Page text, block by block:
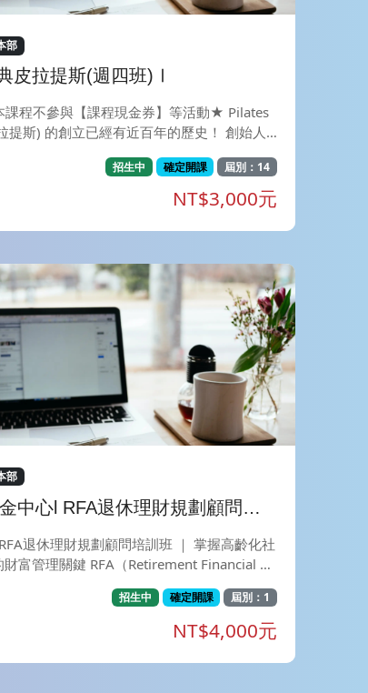
部
皮拉提斯(週四班)Ⅰ
程不參與【課程現金券】等活動★ Pilates
提斯) 的創立已經有近百年的歷史！ 創始人J
增強自己的體能，研發出的運動。 同時被用
一次世界大戰士兵受傷後的復健。 因此皮拉
最早就和復健、物理治療、運動科學有著密不
的關係。 透過安全、漸進式的動作設計, 能
心肌群、訓練身體的穩定度及協調性」 為初
最入門的的選擇！只需要一張瑜珈墊就可以開
練。 課程目標：在正確的呼吸方式下，經由
層層堆疊之引導，安全又精準地訓練肢體，
控制核心，脊椎穩定，肌肉延展之效果。 *矯
常不良姿勢造成的失衡體態。 *雕塑體線讓身
得修長而均勻。 *透過皮拉提斯呼吸法，集中
力，安全精準流暢地執行每一個動作， 完美
，開心減壓，對抗老化，達到身心靈合一。 *
招生中 確定開課 屆別：14
NT$3,000元
部
中心l RFA退休理財規劃顧問培
舊生Pro回流班】
退休理財規劃顧問培訓班 ｜ 掌握高齡化社
關鍵 RFA（Retirement Financial Ad
退休環境設計的培訓與認證證照 。本課程旨
升從業者之退休規劃專業素養，建立穩健的財
，並協助客戶進行全方位的「第三人生」準備
招生中 確定開課 屆別：1
NT$4,000元